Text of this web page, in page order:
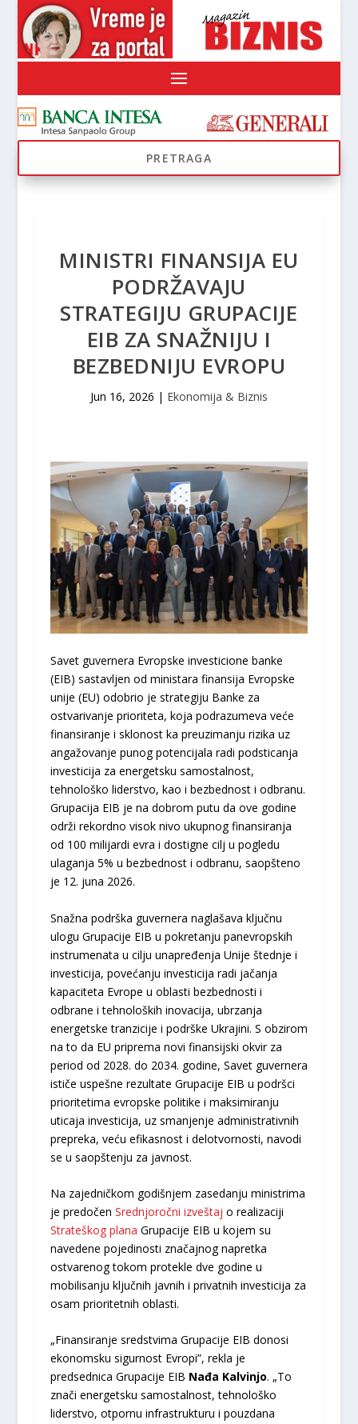
MINISTRI FINANSIJA EU
PODRŽAVAJU
STRATEGIJU GRUPACIJE
EIB ZA SNAŽNIJU I
BEZBEDNIJU EVROPU
Jun 16, 2026 | Ekonomija & Biznis
Savet guvernera Evropske investicione banke
(EIB) sastavljen od ministara finansija Evropske
unije (EU) odobrio je strategiju Banke za
ostvarivanje prioriteta, koja podrazumeva veće
finansiranje i sklonost ka preuzimanju rizika uz
angažovanje punog potencijala radi podsticanja
investicija za energetsku samostalnost,
tehnološko liderstvo, kao i bezbednost i odbranu.
Grupacija EIB je na dobrom putu da ove godine
održi rekordno visok nivo ukupnog finansiranja
od 100 milijardi evra i dostigne cilj u pogledu
ulaganja 5% u bezbednost i odbranu, saopšteno
je 12. juna 2026.
Snažna podrška guvernera naglašava ključnu
ulogu Grupacije EIB u pokretanju panevropskih
instrumenata u cilju unapređenja Unije štednje i
investicija, povećanju investicija radi jačanja
kapaciteta Evrope u oblasti bezbednosti i
odbrane i tehnoloških inovacija, ubrzanja
energetske tranzicije i podrške Ukrajini. S obzirom
na to da EU priprema novi finansijski okvir za
period od 2028. do 2034. godine, Savet guvernera
ističe uspešne rezultate Grupacije EIB u podršci
prioritetima evropske politike i maksimiranju
uticaja investicija, uz smanjenje administrativnih
prepreka, veću efikasnost i delotvornosti, navodi
se u saopštenju za javnost.
Na zajedničkom godišnjem zasedanju ministrima
je predočen Srednjoročni izveštaj o realizaciji
Strateškog plana Grupacije EIB u kojem su
navedene pojedinosti značajnog napretka
ostvarenog tokom protekle dve godine u
mobilisanju ključnih javnih i privatnih investicija za
osam prioritetnih oblasti.
„Finansiranje sredstvima Grupacije EIB donosi
ekonomsku sigurnost Evropi”, rekla je
predsednica Grupacije EIB Nađa Kalvinjo. „To
znači energetsku samostalnost, tehnološko
liderstvo, otpornu infrastrukturu i pouzdana